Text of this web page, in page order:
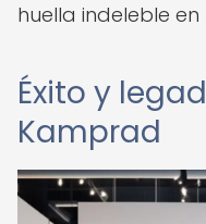
huella indeleble
Éxito y
Kamprad